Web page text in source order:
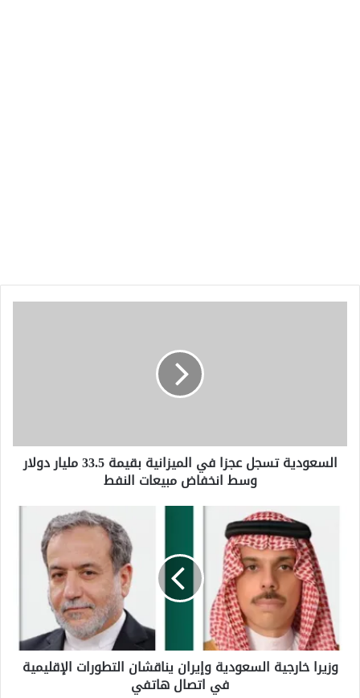
دولار
وسط
السعودية تسجل عجزا في الميزانية بقيمة 33.5 مليار دولار
وسط انخفاض مبيعات النفط
خارجية
السعودية
وإيران
يناقشان
التطورات
الإقليمية
في
اتصال
هاتفي
وزيرا خارجية السعودية وإيران يناقشان التطورات الإقليمية
في اتصال هاتفي